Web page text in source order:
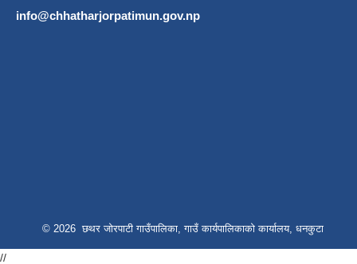
info@chhatharjorpatimun.gov.np
© 2026 छथर जोरपाटी गाउँपालिका, गाउँ कार्यपालिकाको कार्यालय, धनकुटा
//